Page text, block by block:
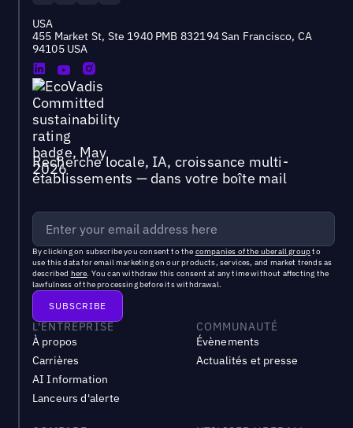
USA
455 Market St, Ste 1940 PMB 832194 San Francisco, CA
94105 USA
Recherche locale, IA, croissance multi-
établissements — dans votre boîte mail
By clicking on subscribe you consent to the companies of the uberall groupto
use this data for email marketing on our products, services, and market trends as
described here. You can withdraw this consent at any time without affecting the
lawfulness of the processing before its withdrawal.
L'ENTREPRISE
À propos
Carrières
AI Information
Lanceurs d'alerte
COMMUNAUTÉ
Évènements
Actualités et presse